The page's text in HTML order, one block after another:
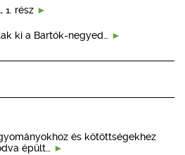
1. rész
ki a Bartók-negyed…
és kötöttségekhez
épült…